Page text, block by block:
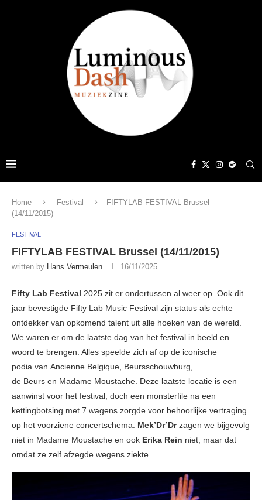
Home Festival
FIFTYLAB FESTIVAL Brussel
(14/11/2015)
FESTIVAL
FIFTYLAB FESTIVAL Brussel (14/11/2015)
written by Hans Vermeulen 16/11/2025
Fifty Lab Festival 2025 zit er ondertussen al weer op. Ook dit
jaar bevestigde Fifty Lab Music Festival zijn status als echte
ontdekker van opkomend talent uit alle hoeken van de wereld.
We waren er om de laatste dag van het festival in beeld en
woord te brengen. Alles speelde zich af op de iconische
podia van Ancienne Belgique, Beursschouwburg,
de Beurs en Madame Moustache. Deze laatste locatie is een
aanwinst voor het festival, doch een monsterfile na een
kettingbotsing met 7 wagens zorgde voor behoorlijke vertraging
op het voorziene concertschema. Mek’Dr’Drzagen we bijgevolg
niet in Madame Moustache en ook Erika Rein niet, maar dat
omdat ze zelf afzegde wegens ziekte.